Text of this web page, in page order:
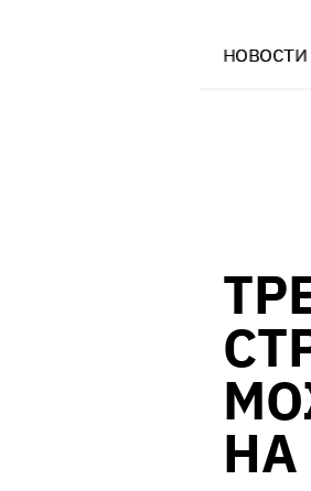
НОВОСТИ
НА